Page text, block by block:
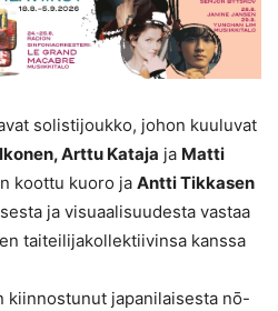
solistijoukko, johon kuuluvat
Arttu Kataja ja Matti
koottu kuoro ja Antti Tikkasen
ja visuaalisuudesta vastaa
taiteilijakollektiivinsa kanssa
kiinnostunut japanilaisesta nō-